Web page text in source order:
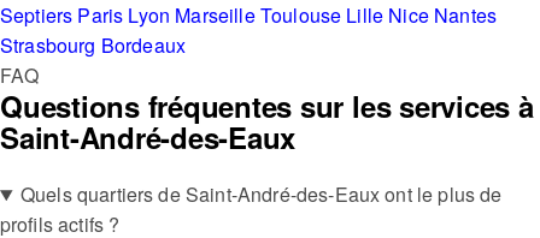
Septiers Paris Lyon MarseilleToulouse Lille Nice Nantes
Strasbourg Bordeaux
FAQ
Questions fréquentes sur les services à
Saint-André-des-Eaux
Quels quartiers de Saint-André-des-Eaux ont le plus de
profils actifs ?